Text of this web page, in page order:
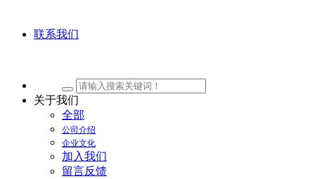
联系我们
关于我们
全部
公司介绍
企业文化
加入我们
留言反馈